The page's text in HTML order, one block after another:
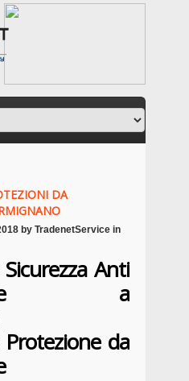
DA
by TradenetService in
Anti
a
da